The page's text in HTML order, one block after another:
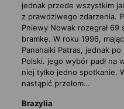
jednak przede wszystkim
z prawdziwego zdarzenia.
Pniewy Nowak rozegrał
bramkę. W roku 1996,
Panahaiki Patras, jednak
Polski. jego wybór padł na
niej tylko jedno spotkanie.
nastąpić przełom…
Brazylia